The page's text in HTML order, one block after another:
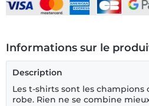
Informations sur le
Description
Les t-shirts sont les champions
robe. Rien ne se combine